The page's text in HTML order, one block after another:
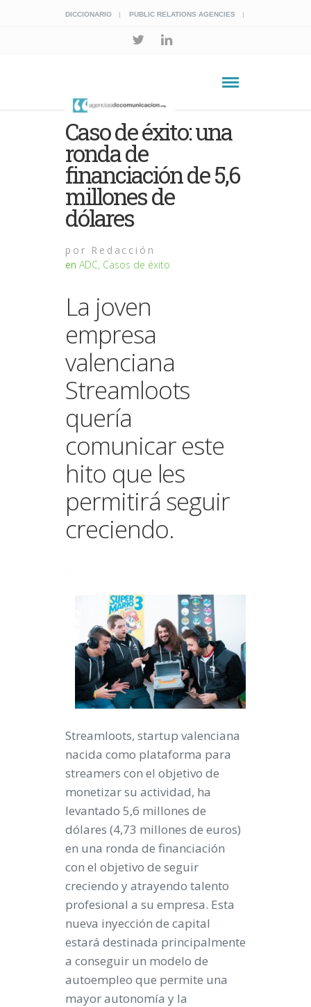
DICCIONARIO PUBLIC RELATIONS AGENCIES
Caso de éxito: una
ronda de
financiación de 5,6
millones de
dólares
por Redacción
en ADC, Casos de éxito
La joven
empresa
valenciana
Streamloots
quería
comunicar este
hito que les
permitirá seguir
creciendo.
Streamloots, startup valenciana
nacida como plataforma para
streamers con el objetivo de
monetizar su actividad, ha
levantado 5,6 millones de
dólares (4,73 millones de euros)
en una ronda de financiación
con el objetivo de seguir
creciendo y atrayendo talento
profesional a su empresa. Esta
nueva inyección de capital
estará destinada principalmente
a conseguir un modelo de
autoempleo que permite una
mayor autonomía y la